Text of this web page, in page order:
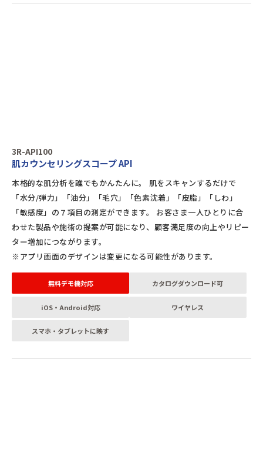
3R-API100
肌カウンセリングスコープ API
本格的な肌分析を誰でもかんたんに。 肌をスキャンするだけで
「水分/弾力」「油分」「毛穴」「色素沈着」「皮脂」「しわ」
「敏感度」の７項目の測定ができます。 お客さま一人ひとりに合
わせた製品や施術の提案が可能になり、顧客満足度の向上やリピー
ター増加につながります。
※アプリ画面のデザインは変更になる可能性があります。
無料デモ機対応 カタログダウンロード可
iOS・Android対応 ワイヤレス
スマホ・タブレットに映す